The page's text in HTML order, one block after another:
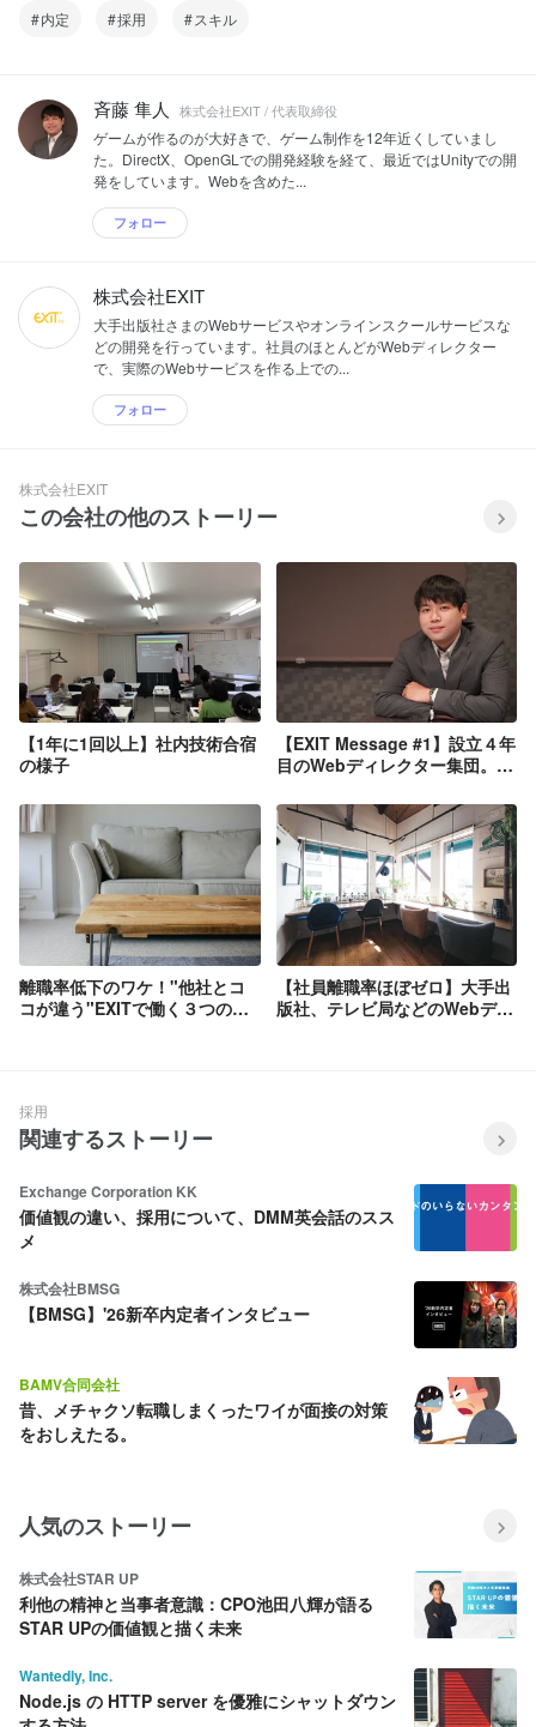
内定 採用 スキル
斉藤 隼人 株式会社EXIT / 代表取締役
ゲームが作るのが大好きで、ゲーム制作を12年近くしていまし
た。DirectX、OpenGLでの開発経験を経て、最近ではUnityでの開
発をしています。Webを含めた...
フォロー
株式会社EXIT
大手出版社さまのWebサービスやオンラインスクールサービスな
どの開発を行っています。社員のほとんどがWebディレクター
で、実際のWebサービスを作る上での...
フォロー
株式会社EXIT
この会社の他のストーリー
【1年に1回以上】社内技術合宿
の様子
【EXIT Message #1】設立４年
目のWebディレクター集団。代
の強い企業」
離職率低下のワケ！"他社とコ
コが違う"EXITで働く３つのメ
【社員離職率ほぼゼロ】大手出
版社、テレビ局などのWebディ
採用
関連するストーリー
Exchange Corporation KK
価値観の違い、採用について、DMM英会話のスス
メ
株式会社BMSG
【BMSG】'26新卒内定者インタビュー
BAMV合同会社
昔、メチャクソ転職しまくったワイが面接の対策
をおしえたる。
人気のストーリー
株式会社STAR UP
利他の精神と当事者意識：CPO池田八輝が語る
STAR UPの価値観と描く未来
Wantedly, Inc.
Node.js の HTTP server を優雅にシャットダウン